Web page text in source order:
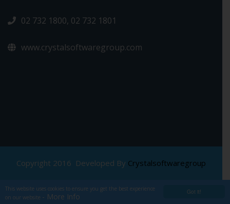
Got it!
This website uses cookies to ensure you get the best experience
on our website - More Info
02 732 1800, 02 732 1801
www.crystalsoftwaregroup.com
Copyright 2016 Developed By Crystalsoftwaregroup